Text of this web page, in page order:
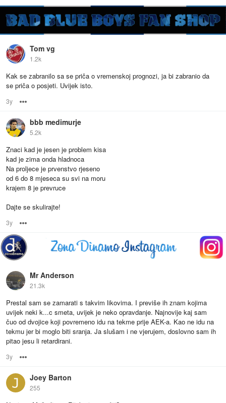
Tom vg
1.2k
Kak se zabranilo sa se priča o vremenskoj prognozi, ja bi zabranio da
se priča o posjeti. Uvijek isto.
3y
bbb medimurje
5.2k
Znaci kad je jesen je problem kisa
kad je zima onda hladnoca
Na proljece je prvenstvo rjeseno
od 6 do 8 mjeseca su svi na moru
krajem 8 je prevruce
Dajte se skulirajte!
3y
Mr Anderson
21.3k
Prestal sam se zamarati s takvim likovima. I previše ih znam kojima
uvijek neki k...c smeta, uvijek je neko opravdanje. Najnovije kaj sam
čuo od dvojice koji povremeno idu na tekme prije AEK-a. Kao ne idu na
tekmu jer bi moglo biti sranja. Ja slušam i ne vjerujem, doslovno sam ih
pitao jesu li retardirani.
3y
Joey Barton
255